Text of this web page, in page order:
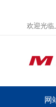
欢迎光临
网